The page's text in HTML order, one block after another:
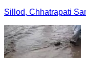
Sillod, Chhatrapati